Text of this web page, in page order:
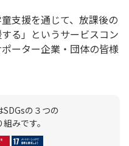
支援を通じて、放課後の
る」というサービスコン
ーター企業・団体の皆様
の３つの
みです。